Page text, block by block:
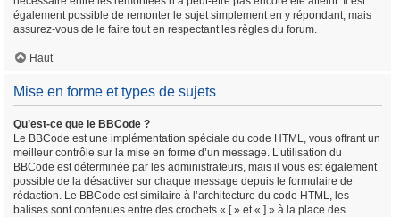
également possible de remonter le sujet simplement en y répondant, mais
assurez-vous de le faire tout en respectant les règles du forum.
Haut
Mise en forme et types de sujets
Qu’est-ce que le BBCode ?
Le BBCode est une implémentation spéciale du code HTML, vous offrant un
meilleur contrôle sur la mise en forme d’un message. L’utilisation du
BBCode est déterminée par les administrateurs, mais il vous est également
possible de la désactiver sur chaque message depuis le formulaire de
rédaction. Le BBCode est similaire à l’architecture du code HTML, les
balises sont contenues entre des crochets « [ » et « ] » à la place des